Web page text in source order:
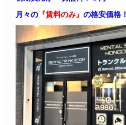
月々の 『賃料のみ』 の格安価格！